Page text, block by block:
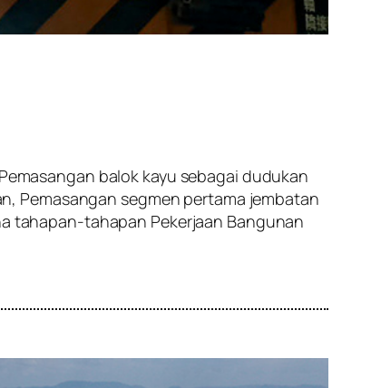
balok kayu sebagai dudukan
Pemasangan segmen pertama jembatan
tahapan-tahapan Pekerjaan Bangunan